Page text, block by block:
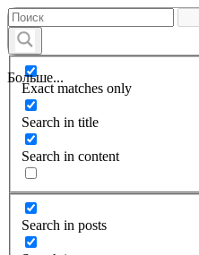
Больше...
Exact matches only
Search in title
Search in content
Search in posts